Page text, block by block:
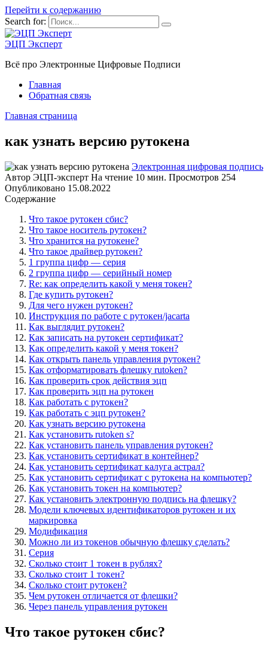
Перейти к содержанию
Search for:
ЭЦП Эксперт
Всё про Электронные Цифровые Подписи
Главная
Обратная связь
Главная страница
как узнать версию рутокена
Электронная цифровая подпись
Автор ЭЦП-эксперт На чтение 10 мин. Просмотров 254
Опубликовано 15.08.2022
Содержание
Что такое рутокен сбис?
Что такое носитель рутокен?
Что хранится на рутокене?
Что такое драйвер рутокен?
1 группа цифр — серия
2 группа цифр — серийный номер
Re: как определить какой у меня токен?
Где купить рутокен?
Для чего нужен рутокен?
Инструкция по работе с рутокен/jacarta
Как выглядит рутокен?
Как записать на рутокен сертификат?
Как определить какой у меня токен?
Как открыть панель управления рутокен?
Как отформатировать флешку rutoken?
Как проверить срок действия эцп
Как проверить эцп на рутокен
Как работать с рутокен?
Как работать с эцп рутокен?
Как узнать версию рутокена
Как установить rutoken s?
Как установить панель управления рутокен?
Как установить сертификат в контейнер?
Как установить сертификат калуга астрал?
Как установить сертификат с рутокена на компьютер?
Как установить токен на компьютер?
Как установить электронную подпись на флешку?
Модели ключевых идентификаторов рутокен и их
маркировка
Модификация
Можно ли из токенов обычную флешку сделать?
Серия
Сколько стоит 1 токен в рублях?
Сколько стоит 1 токен?
Сколько стоит рутокен?
Чем рутокен отличается от флешки?
Через панель управления рутокен
Что такое рутокен сбис?